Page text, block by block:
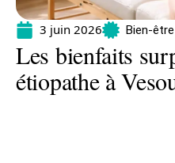
3 juin 2026 Bien-être
Les bienfaits
étiopathe à